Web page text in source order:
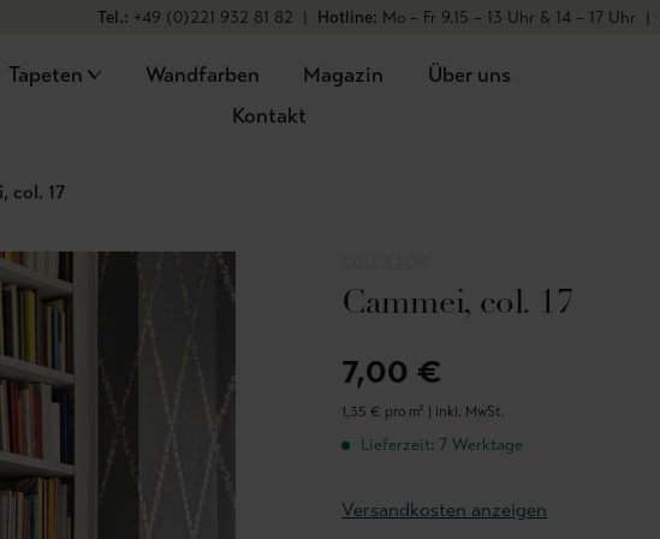
Tel.: +49 (0)221 932 81 82 | Hotline: Mo – Fr 9.15 – 13 Uhr & 14 – 17 Uhr |
Tapeten Wandfarben Magazin
Über uns
Kontakt
col. 17
Cammei, col. 17
7,00 €
1,35 € pro m² | inkl. MwSt.
Lieferzeit: 7 Werktage
Versandkosten anzeigen